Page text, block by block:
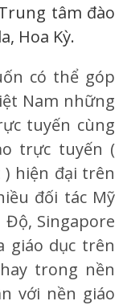
tâm đào
Hoa Kỳ.
có thể góp
Nam những
tuyến cùng
trực tuyến (
) hiện đại trên
đối tác Mỹ
Độ, Singapore
giáo dục trên
trong nền
với nền giáo